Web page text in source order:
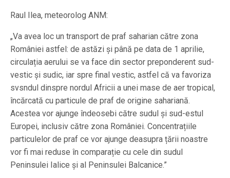
Raul Ilea, meteorolog ANM:
„Va avea loc un transport de praf saharian către zona
României astfel: de astăzi și până pe data de 1 aprilie,
circulația aerului se va face din sector preponderent sud-
vestic și sudic, iar spre final vestic, astfel că va favoriza
svsndul dinspre nordul Africii a unei mase de aer tropical,
încărcată cu particule de praf de origine sahariană.
Acestea vor ajunge îndeosebi către sudul și sud-estul
Europei, inclusiv către zona României. Concentrațiile
particulelor de praf ce vor ajunge deasupra țării noastre
vor fi mai reduse în comparație cu cele din sudul
Peninsulei Ialice și al Peninsulei Balcanice.”